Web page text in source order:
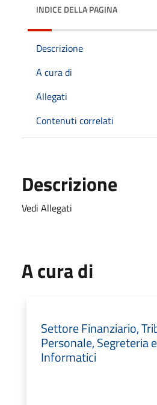
INDICE DELLA PAGINA
Descrizione
A cura di
Allegati
Contenuti correlati
Descrizione
Vedi Allegati
A cura di
Settore Finanziario,
Personale, Segreteria
Informatici